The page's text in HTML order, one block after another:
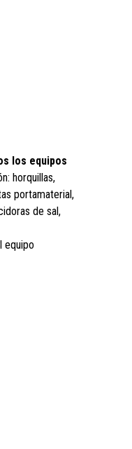
los equipos
horquillas,
portamaterial,
de sal,
equipo